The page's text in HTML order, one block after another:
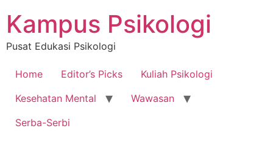
content
Kampus Psikologi
Pusat Edukasi Psikologi
Home Editor’s Picks
Kuliah Psikologi
Kesehatan Mental
Wawasan
Serba-Serbi